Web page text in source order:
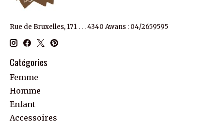
Rue de Bruxelles, 171 . . . 4340 Awans : 04/2659595
Catégories
Femme
Homme
Enfant
Accessoires